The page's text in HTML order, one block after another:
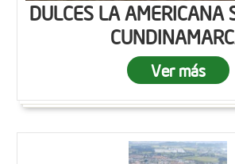
DULCES LA AMERICANA
Ver más